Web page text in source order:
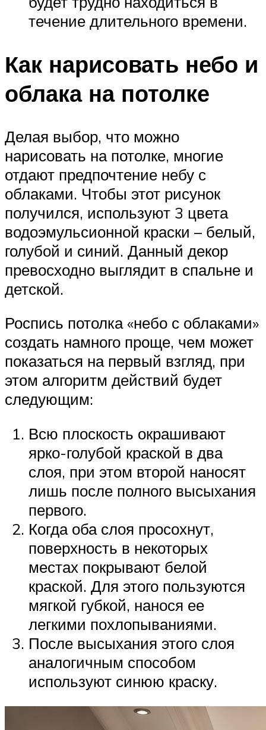
течение длительного времени.
Как нарисовать небо и
облака на потолке
Делая выбор, что можно
нарисовать на потолке, многие
отдают предпочтение небу с
облаками. Чтобы этот рисунок
получился, используют 3 цвета
водоэмульсионной краски – белый,
голубой и синий. Данный декор
превосходно выглядит в спальне и
детской.
Роспись потолка «небо с облаками»
создать намного проще, чем может
показаться на первый взгляд, при
этом алгоритм действий будет
следующим:
Всю плоскость окрашивают
ярко-голубой краской в два
слоя, при этом второй наносят
лишь после полного высыхания
первого.
Когда оба слоя просохнут,
поверхность в некоторых
местах покрывают белой
краской. Для этого пользуются
мягкой губкой, нанося ее
легкими похлопываниями.
После высыхания этого слоя
аналогичным способом
используют синюю краску.